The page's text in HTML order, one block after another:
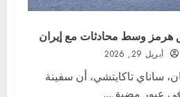
هرمز وسط محادثات مع إيران
أبريل 29, 2026
ساناي تاكايتشي، أن سفينة
في عبور مضيق...